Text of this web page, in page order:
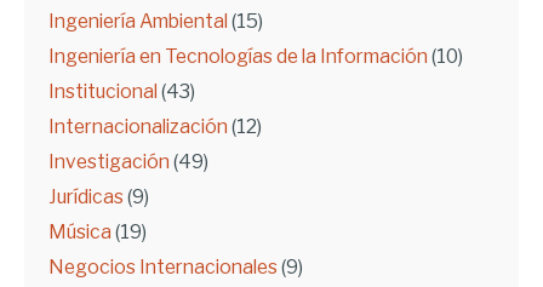
Ingeniería Ambiental (15)
Ingeniería en Tecnologías de la Información (10)
Institucional (43)
Internacionalización (12)
Investigación (49)
Jurídicas (9)
Música (19)
Negocios Internacionales (9)